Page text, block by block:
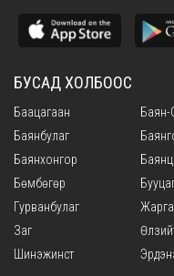
БУСАД ХОЛБООС
Баацагаан
Баянбулаг
Баянхонгор
Бөмбөгөр
Гурванбулаг
Заг
Шинэжинст